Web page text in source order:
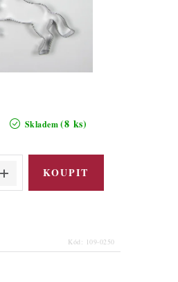
Skladem (8 ks)
Kód: 109-0250